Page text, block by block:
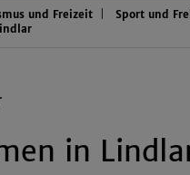
und Freizeit
Sport und
in